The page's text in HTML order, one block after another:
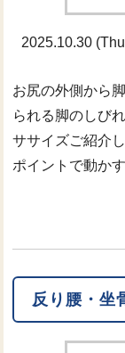
2025.10.30
お尻の外側から
られる脚のしび
ササイズご紹介
ポイントで動か
反り腰・坐